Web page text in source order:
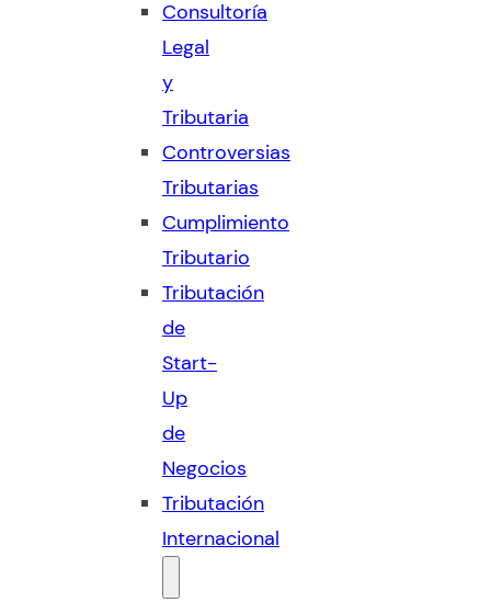
Consultoría
Legal
y
Tributaria
Controversias
Tributarias
Cumplimiento
Tributario
Tributación
de
Start-
Up
de
Negocios
Tributación
Internacional